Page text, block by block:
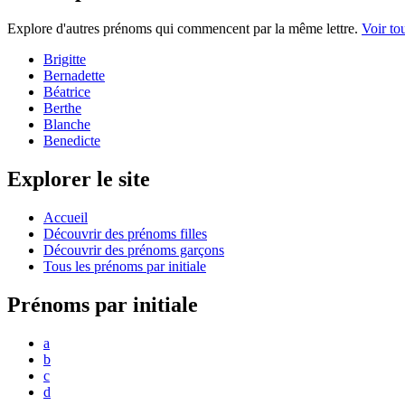
Explore d'autres prénoms qui commencent par la même lettre. Voir
Brigitte
Bernadette
Béatrice
Berthe
Blanche
Benedicte
Explorer le site
Accueil
Découvrir des prénoms filles
Découvrir des prénoms garçons
Tous les prénoms par initiale
Prénoms par initiale
a
b
c
d